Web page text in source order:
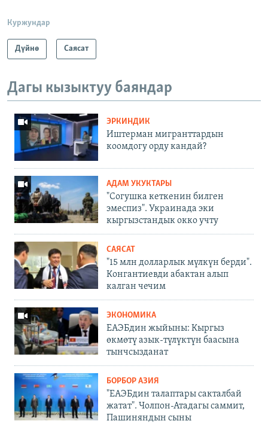
Куржундар
Дүйнө Саясат
Дагы кызыктуу баяндар
ЭРКИНДИК
Иштерман мигранттардын
коомдогу орду кандай?
АДАМ УКУКТАРЫ
"Согушка кеткенин билген
эмеспиз". Украинада эки
кыргызстандык окко учту
САЯСАТ
"15 млн долларлык мүлкүн берди".
Конгантиевди абактан алып
калган чечим
ЭКОНОМИКА
ЕАЭБдин жыйыны: Кыргыз
өкмөтү азык-түлүктүн баасына
тынчсызданат
БОРБОР АЗИЯ
"ЕАЭБдин талаптары сакталбай
жатат". Чолпон-Атадагы саммит,
Пашиняндын сыны